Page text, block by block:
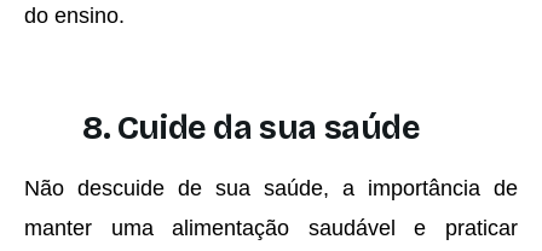
do ensino.
8. Cuide da sua saúde
Não descuide de sua saúde, a importância de
manter uma alimentação saudável e praticar